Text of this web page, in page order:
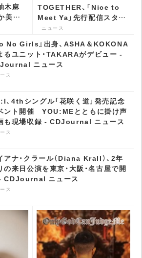
木麻
美ち
ペシ
ス
TOGETHER、「Nice to
Meet Ya」先行配信スター
ト - CDJournal ニュース
ニュース
No Girls』出身、ASHA＆KOKONA
るユニット・TAKARAがデビュー -
ニュース
ス
、4thシングル「花咲く道」発売記念
ント開催 YOU:MEとともに掛け声
も現場収録 - CDJournal ニュース
ス
アナ・クラール（Diana Krall）、2年
の来日公演を東京・大阪・名古屋で開
CDJournal ニュース
ス